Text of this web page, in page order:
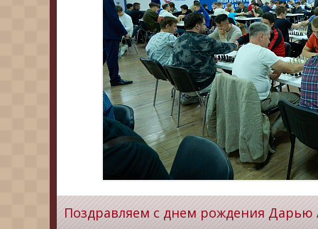
Поздравляем с днем рождения Дарью